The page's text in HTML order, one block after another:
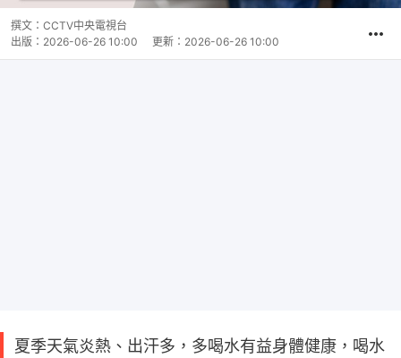
撰文： CCTV中央電視台
出版： 2026-06-26 10:00 更新： 2026-06-26 10:00
夏季天氣炎熱、出汗多，多喝水有益身體健康，喝水